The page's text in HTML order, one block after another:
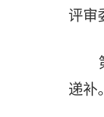
评审
递补